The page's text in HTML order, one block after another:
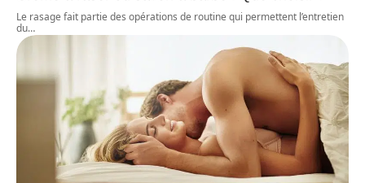
Le rasage fait partie des opérations de routine qui permettent l’entretien
du…